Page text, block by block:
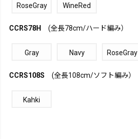
RoseGray WineRed
CCRS78H (全長78cm/ハード編み）
Gray Navy RoseGray
CCRS108S (全長108cm/ソフト編み）
Kahki